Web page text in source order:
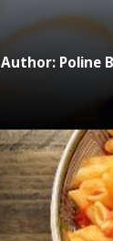
Author: Poline